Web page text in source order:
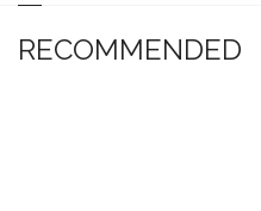
RECOMMENDED